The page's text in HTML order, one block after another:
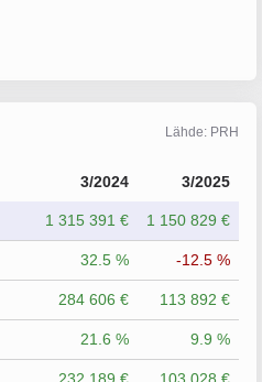
Lähde: PRH
3/2024 3/2025
1 315 391 € 1 150 829 €
32.5 % -12.5 %
284 606 € 113 892 €
21.6 % 9.9 %